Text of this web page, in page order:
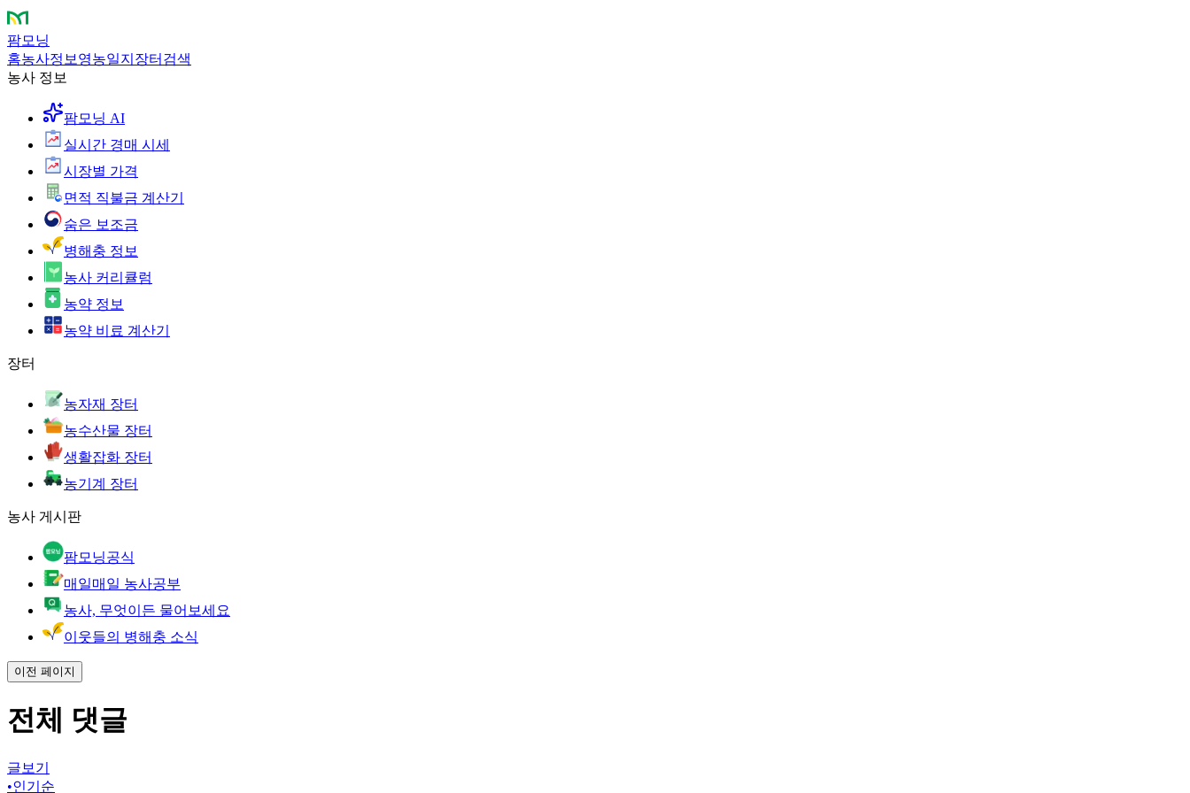
팜모닝
홈농사정보 영농일지 장터 검색
농사 정보
팜모닝 AI
실시간 경매 시세
시장별 가격
면적 직불금 계산기
숨은 보조금
병해충 정보
농사 커리큘럼
농약 정보
농약 비료 계산기
장터
농자재 장터
농수산물 장터
생활잡화 장터
농기계 장터
농사 게시판
팜모닝공식
매일매일 농사공부
농사, 무엇이든 물어보세요
이웃들의 병해충 소식
이전 페이지
전체 댓글
글보기
•인기순